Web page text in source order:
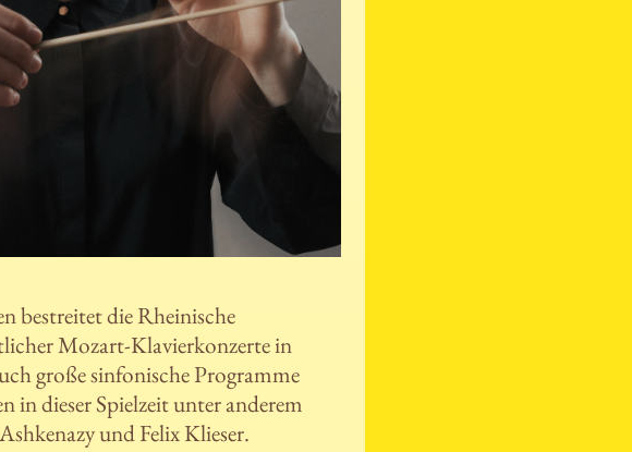
bestreitet die Rheinische
Mozart-Klavierkonzerte in
große sinfonische Programme
in dieser Spielzeit unter anderem
und Felix Klieser.